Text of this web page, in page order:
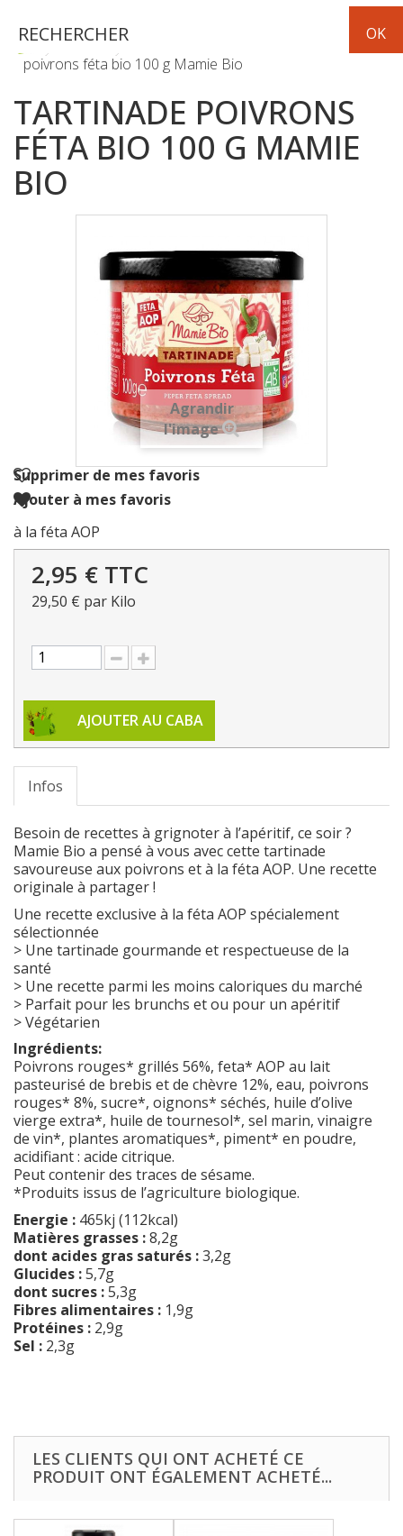
Epicerie
poivrons féta bio 100 g Mamie Bio
TARTINADE POIVRONS
FÉTA BIO 100 G MAMIE
BIO
Agrandir
l'image
Supprimer de mes favoris
Ajouter à mes favoris
à la féta AOP
2,95 € TTC
29,50 € par Kilo
AJOUTER AU CABA
Infos
Besoin de recettes à grignoter à l’apéritif, ce soir ?
Mamie Bio a pensé à vous avec cette tartinade
savoureuse aux poivrons et à la féta AOP. Une recette
originale à partager !
Une recette exclusive à la féta AOP spécialement
sélectionnée
> Une tartinade gourmande et respectueuse de la
santé
> Une recette parmi les moins caloriques du marché
> Parfait pour les brunchs et ou pour un apéritif
> Végétarien
Ingrédients:
Poivrons rouges* grillés 56%, feta* AOP au lait
pasteurisé de brebis et de chèvre 12%, eau, poivrons
rouges* 8%, sucre*, oignons* séchés, huile d’olive
vierge extra*, huile de tournesol*, sel marin, vinaigre
de vin*, plantes aromatiques*, piment* en poudre,
acidifiant : acide citrique.
Peut contenir des traces de sésame.
*Produits issus de l’agriculture biologique.
Energie : 465kj (112kcal)
Matières grasses :8,2g
dont acides gras saturés :3,2g
Glucides :5,7g
dont sucres :5,3g
Fibres alimentaires : 1,9g
Protéines : 2,9g
Sel : 2,3g
LES CLIENTS QUI ONT ACHETÉ CE
PRODUIT ONT ÉGALEMENT ACHETÉ...